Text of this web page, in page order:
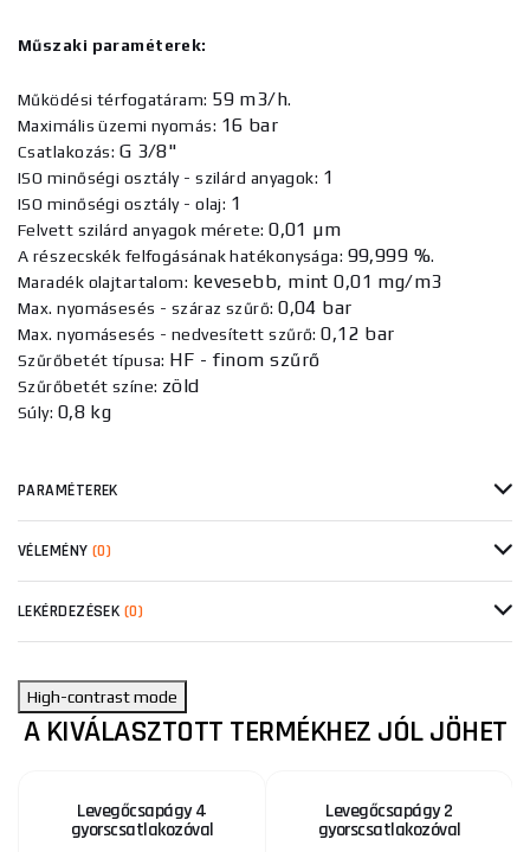
Műszaki paraméterek:
Működési térfogatáram: 59 m3/h.
Maximális üzemi nyomás: 16 bar
Csatlakozás: G 3/8"
ISO minőségi osztály - szilárd anyagok: 1
ISO minőségi osztály - olaj: 1
Felvett szilárd anyagok mérete:0,01 µm
A részecskék felfogásának hatékonysága: 99,999 %.
Maradék olajtartalom: kevesebb, mint 0,01 mg/m3
Max. nyomásesés - száraz szűrő:0,04 bar
Max. nyomásesés - nedvesített szűrő:0,12 bar
Szűrőbetét típusa: HF - finom szűrő
Szűrőbetét színe: zöld
Súly: 0,8 kg
PARAMÉTEREK
VÉLEMÉNY (0)
LEKÉRDEZÉSEK (0)
High-contrast mode
A KIVÁLASZTOTT TERMÉKHEZ JÓL JÖHET
Levegőcsapágy 4
gyorscsatlakozóval
Levegőcsapágy 2
gyorscsatlakozóval